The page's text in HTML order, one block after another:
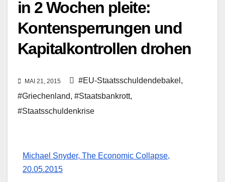
in 2 Wochen pleite:
Kontensperrungen und
Kapitalkontrollen drohen
MAI 21, 2015 #EU-Staatsschuldendebakel ,
#Griechenland, #Staatsbankrott,
#Staatsschuldenkrise
Michael Snyder, The Economic Collapse,
20.05.2015